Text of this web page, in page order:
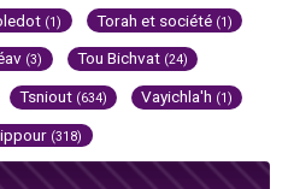
(1) Torah et société (1)
(3) Tou Bichvat (24)
Tsniout (634) Vayichla'h (1)
(318)